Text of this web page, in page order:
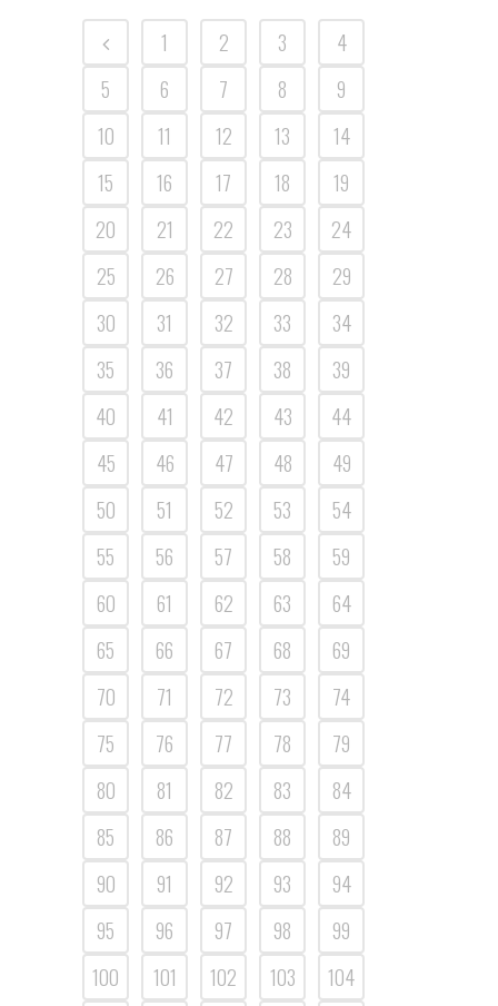
1 2 3
4
5
6 7 8
9
10
11 12 13
14
15
16 17 18
19
20
21 22 23
24
25
26 27 28
29
30
31 32 33
34
35
36 37 38
39
40
41 42 43
44
45
46 47 48
49
50
51 52 53
54
55
56 57 58
59
60
61 62 63
64
65
66 67 68
69
70
71 72 73
74
75
76 77 78
79
80
81 82 83
84
85
86 87 88
89
90
91 92 93
94
95
96 97 98
99
100
101 102 103
104